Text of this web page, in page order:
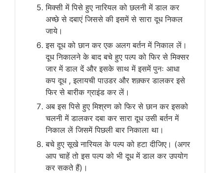
मिक्सी में पिसे हुए नारियल को छलनी में डाल कर
अच्छे से दबाएं जिससे की इसमें से सारा दूध निकल
जाये।
इस दूध को छान कर एक अलग बर्तन में निकाल लें।
दूध निकालने के बाद बचे हुए पल्प को फिर से मिक्सर
जार में डाल दें और इसके साथ में इसमें पुनः आधा
कप दूध , इलायची पाउडर और शक़्कर डालकर इसे
फिर से बारीक ग्राइंड कर लें।
अब इस पिसे हुए मिश्रण को फिर से छान कर इसको
चलनी में डालकर दबा कर सारा दूध उसी बर्तन में
निकाल लें जिसमें पिछली बार निकाला था।
बचे हुए सूखे नारियल के पल्प को हटा दीजिए। (अगर
आप चाहें तो इस पल्प को भी दूध में डाल कर उपयोग
कर सकते हैं)।